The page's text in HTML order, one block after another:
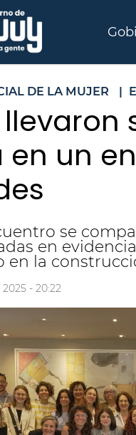
DE LA MUJER |
en un
se
en
la
- 20:22